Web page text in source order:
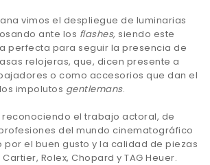
vimos el despliegue de luminarias
ante los flashes, siendo este
perfecta para seguir la presencia de
relojeras, que, dicen presente a
o como accesorios que dan el
impolutos gentlemans.
reconociendo el trabajo actoral, de
del mundo cinematográfico
el buen gusto y la calidad de piezas
Rolex, Chopard y TAG Heuer.